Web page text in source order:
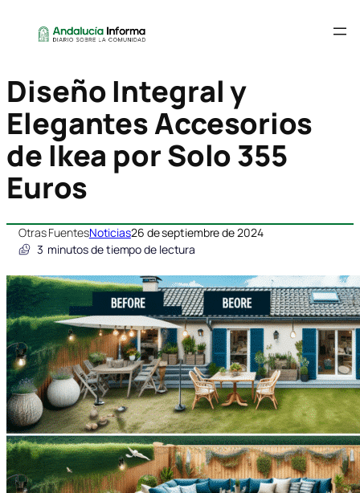
Diseño Integral y
Elegantes Accesorios
de Ikea por Solo 355
Euros
Otras FuentesNoticias26 de septiembre de 2024
3 minutos de tiempo de lectura